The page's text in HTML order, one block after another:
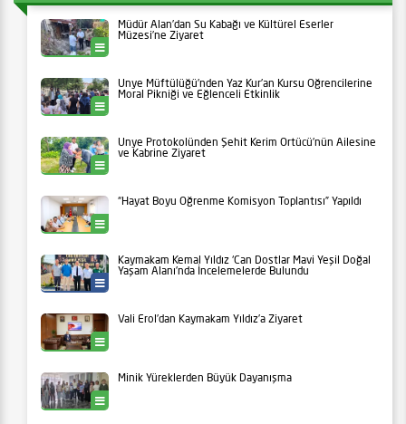
Müdür Alan’dan Su Kabağı ve Kültürel Eserler
Müzesi’ne Ziyaret
Ünye Müftülüğü’nden Yaz Kur’an Kursu Öğrencilerine
Moral Pikniği ve Eğlenceli Etkinlik
Ünye Protokolünden Şehit Kerim Örtücü’nün Ailesine
ve Kabrine Ziyaret
“Hayat Boyu Öğrenme Komisyon Toplantısı” Yapıldı
Kaymakam Kemal Yıldız ‘Can Dostlar Mavi Yeşil Doğal
Yaşam Alanı’nda İncelemelerde Bulundu
Vali Erol’dan Kaymakam Yıldız’a Ziyaret
Minik Yüreklerden Büyük Dayanışma